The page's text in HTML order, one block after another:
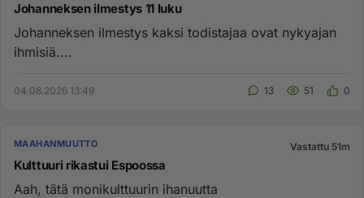
Johanneksen ilmestys 11 luku
Johanneksen ilmestys kaksi todistajaa ovat nykyajan
ihmisiä....
04.08.2026 13:49 13 51 0
MAAHANMUUTTO Vastattu 51m
Kulttuuri rikastui Espoossa
Aah, tätä monikulttuurin ihanuutta